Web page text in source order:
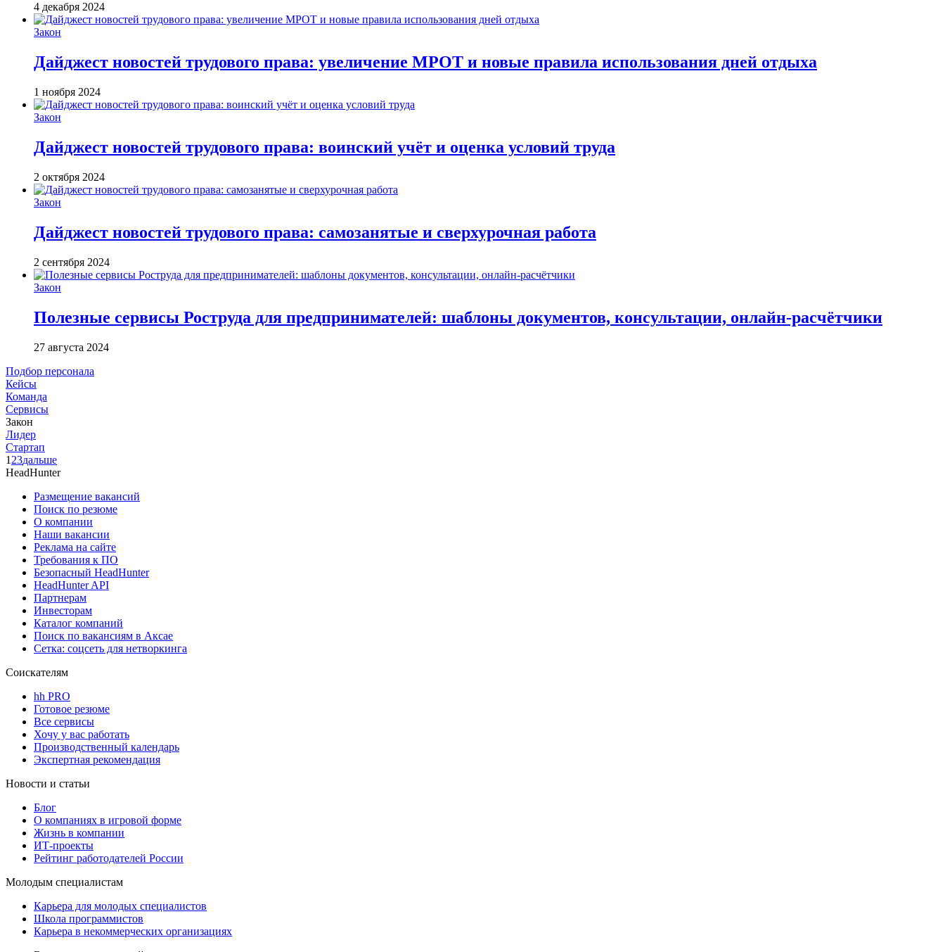
4 декабря 2024
Закон
Дайджест новостей трудового права: увеличение МРОТ и новые правила использования дней отдыха
1 ноября 2024
Закон
Дайджест новостей трудового права: воинский учёт и оценка условий труда
2 октября 2024
Закон
Дайджест новостей трудового права: самозанятые и сверхурочная работа
2 сентября 2024
Закон
Полезные сервисы Роструда для предпринимателей: шаблоны документов, консультации, онлайн-расчётчики
27 августа 2024
Подбор персонала
Кейсы
Команда
Сервисы
Закон
Лидер
Стартап
1 23дальше
HeadHunter
Размещение вакансий
Поиск по резюме
О компании
Наши вакансии
Реклама на сайте
Требования к ПО
Безопасный HeadHunter
HeadHunter API
Партнерам
Инвесторам
Каталог компаний
Поиск по вакансиям в Аксае
Сетка: соцсеть для нетворкинга
Соискателям
hh PRO
Готовое резюме
Все сервисы
Хочу у вас работать
Производственный календарь
Экспертная рекомендация
Новости и статьи
Блог
О компаниях в игровой форме
Жизнь в компании
ИТ-проекты
Рейтинг работодателей России
Молодым специалистам
Карьера для молодых специалистов
Школа программистов
Карьера в некоммерческих организациях